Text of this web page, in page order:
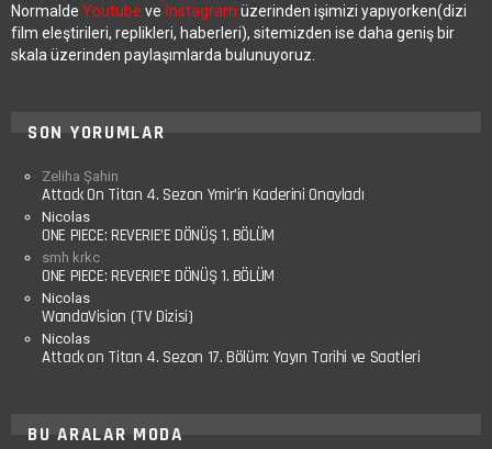
Normalde Youtube ve İnstagram üzerinden işimizi yapıyorken(dizi
film eleştirileri, replikleri, haberleri), sitemizden ise daha geniş bir
skala üzerinden paylaşımlarda bulunuyoruz.
SON YORUMLAR
Zeliha Şahin
Attack On Titan 4. Sezon Ymir’in Kaderini Onayladı
Nicolas
ONE PIECE: REVERIE’E DÖNÜŞ 1. BÖLÜM
smh krkc
ONE PIECE: REVERIE’E DÖNÜŞ 1. BÖLÜM
Nicolas
WandaVision (TV Dizisi)
Nicolas
Attack on Titan 4. Sezon 17. Bölüm: Yayın Tarihi ve Saatleri
BU ARALAR MODA